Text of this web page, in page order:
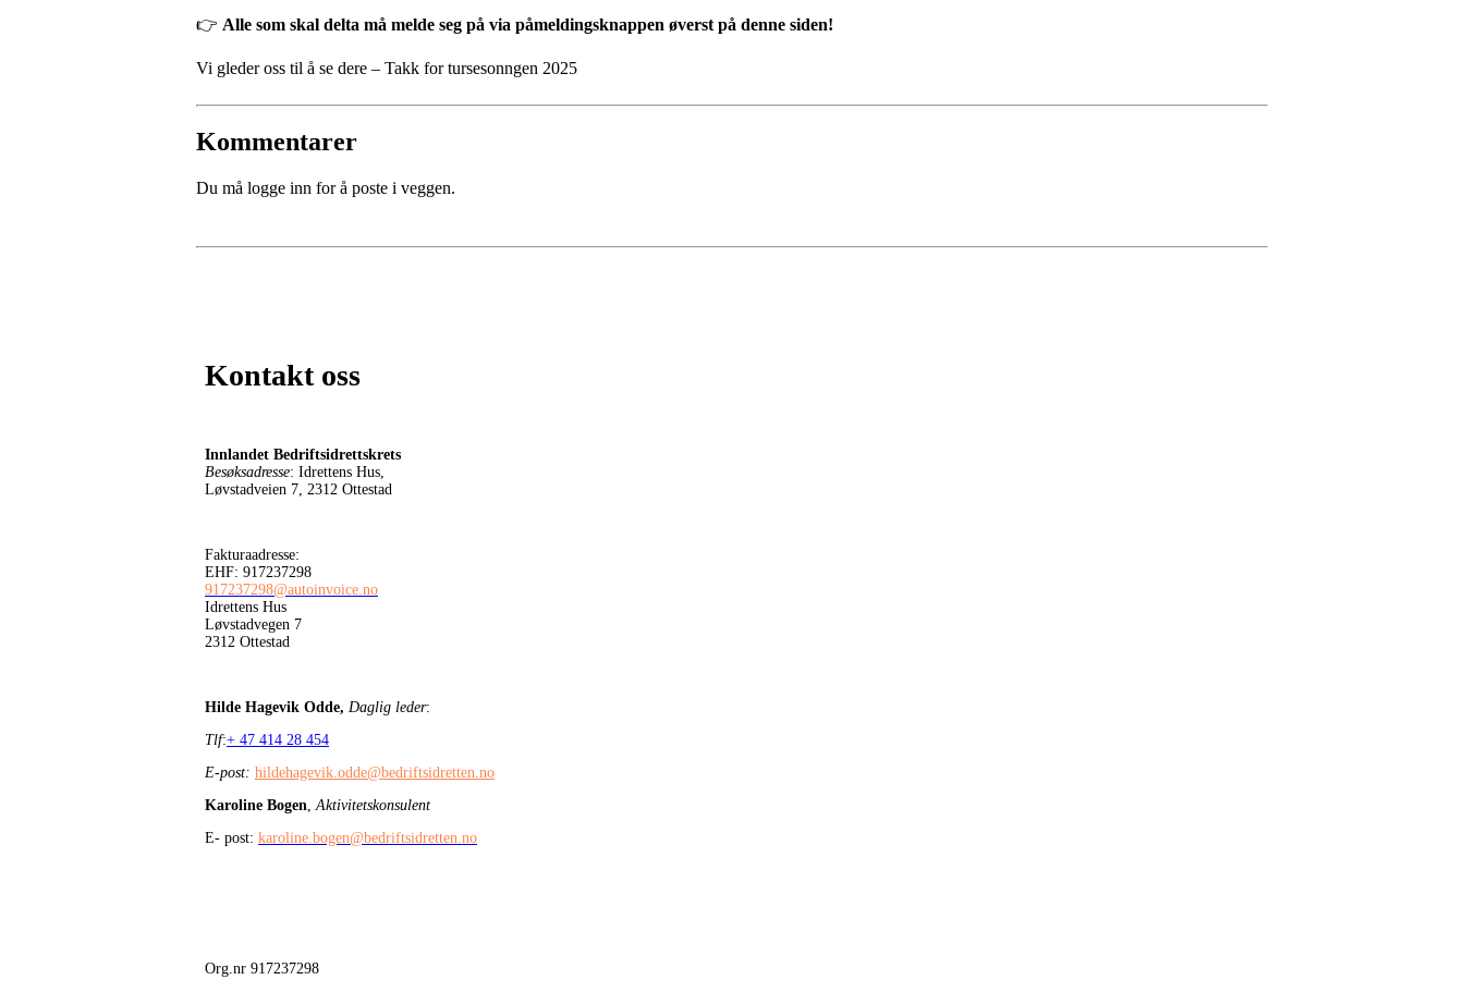
👉 Alle som skal delta må melde seg på via påmeldingsknappen øverst på denne siden!
Vi gleder oss til å se dere – Takk for tursesonngen 2025
Kommentarer
Du må logge inn for å poste i veggen.
Kontakt oss
Innlandet Bedriftsidrettskrets
Besøksadresse: Idrettens Hus,
Løvstadveien 7, 2312 Ottestad
Fakturaadresse:
EHF: 917237298
917237298@autoinvoice.no
Idrettens Hus
Løvstadvegen 7
2312 Ottestad
Hilde Hagevik Odde, Daglig leder:
Tlf:+ 47 414 28 454
E-post: hildehagevik.odde@bedriftsidretten.no
Karoline Bogen Aktivitetskonsulent
E- post: karoline.bogen@bedriftsidretten.no
Org.nr 917237298